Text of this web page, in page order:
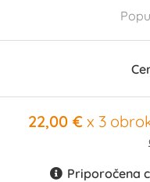
22,00 € x 3
Priporočena